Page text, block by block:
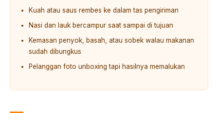
Kuah atau saus rembes ke dalam tas pengiriman
Nasi dan lauk bercampur saat sampai di tujuan
Kemasan penyok, basah, atau sobek walau makanan
sudah dibungkus
Pelanggan foto unboxing tapi hasilnya memalukan